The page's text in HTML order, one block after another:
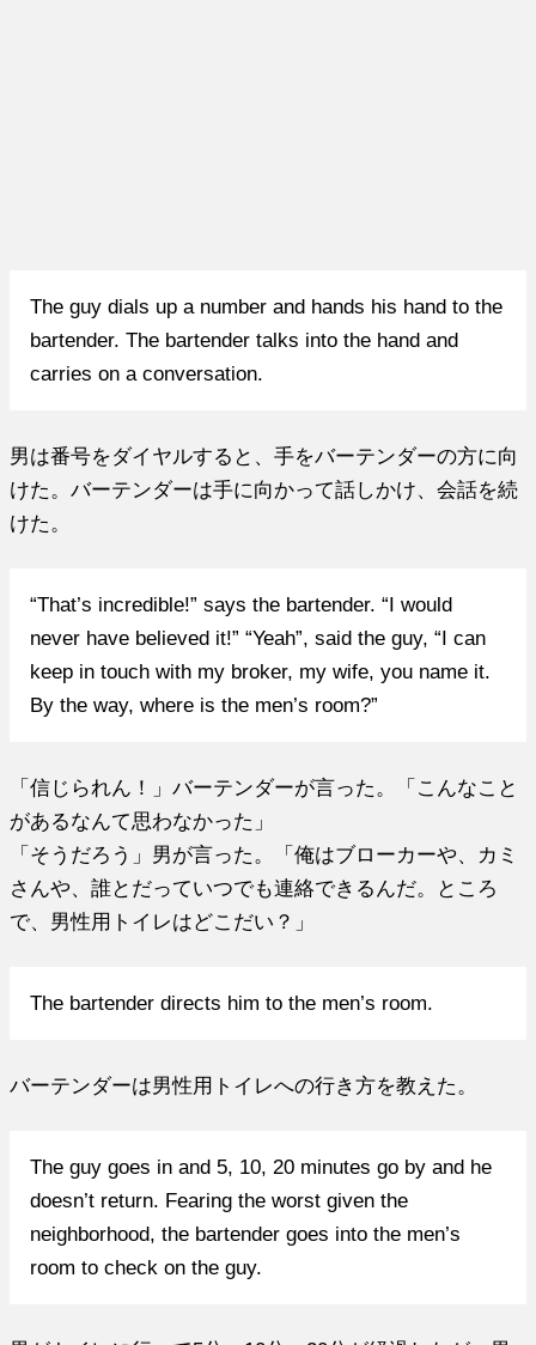
The guy dials up a number and hands his hand to the
bartender. The bartender talks into the hand and
carries on a conversation.
男は番号をダイヤルすると、手をバーテンダーの方に向
けた。バーテンダーは手に向かって話しかけ、会話を続
けた。
“That’s incredible!” says the bartender. “I would
never have believed it!” “Yeah”, said the guy, “I can
keep in touch with my broker, my wife, you name it.
By the way, where is the men’s room?”
「信じられん！」バーテンダーが言った。「こんなこと
があるなんて思わなかった」
「そうだろう」男が言った。「俺はブローカーや、カミ
さんや、誰とだっていつでも連絡できるんだ。ところ
で、男性用トイレはどこだい？」
The bartender directs him to the men’s room.
バーテンダーは男性用トイレへの行き方を教えた。
The guy goes in and 5, 10, 20 minutes go by and he
doesn’t return. Fearing the worst given the
neighborhood, the bartender goes into the men’s
room to check on the guy.